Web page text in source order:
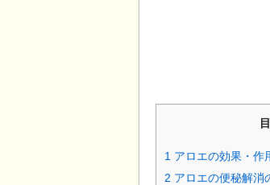
1 アロエの効果・作
2 アロエの便秘解消